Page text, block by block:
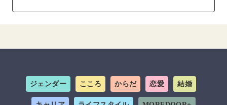
ジェンダー こころ からだ 恋愛 結婚